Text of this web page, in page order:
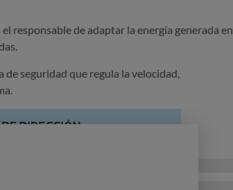
el responsable de adaptar la energía generada en
de seguridad que regula la velocidad,